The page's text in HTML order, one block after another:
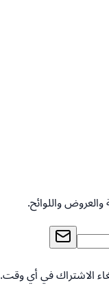
واللوائح.
الاشتراك في أي وقت.